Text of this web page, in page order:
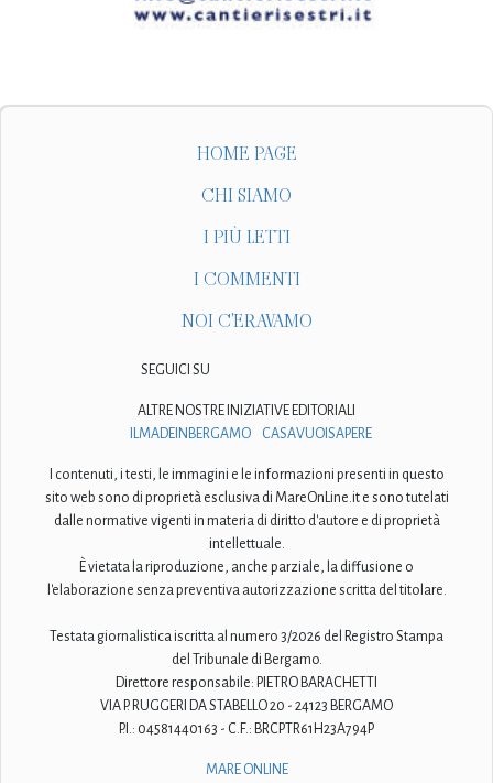
HOME PAGE
CHI SIAMO
I PIÙ LETTI
I COMMENTI
NOI C'ERAVAMO
SEGUICI SU
ALTRE NOSTRE INIZIATIVE EDITORIALI
ILMADEINBERGAMO
CASAVUOISAPERE
I contenuti, i testi, le immagini e le informazioni presenti in questo
sito web sono di proprietà esclusiva di MareOnLine.it e sono tutelati
dalle normative vigenti in materia di diritto d'autore e di proprietà
intellettuale.
È vietata la riproduzione, anche parziale, la diffusione o
l'elaborazione senza preventiva autorizzazione scritta del titolare.
Testata giornalistica iscritta al numero 3/2026 del Registro Stampa
del Tribunale di Bergamo.
Direttore responsabile: PIETRO BARACHETTI
VIA P. RUGGERI DA STABELLO 20 - 24123 BERGAMO
P.I.: 04581440163 - C.F.: BRCPTR61H23A794P
MARE ONLINE